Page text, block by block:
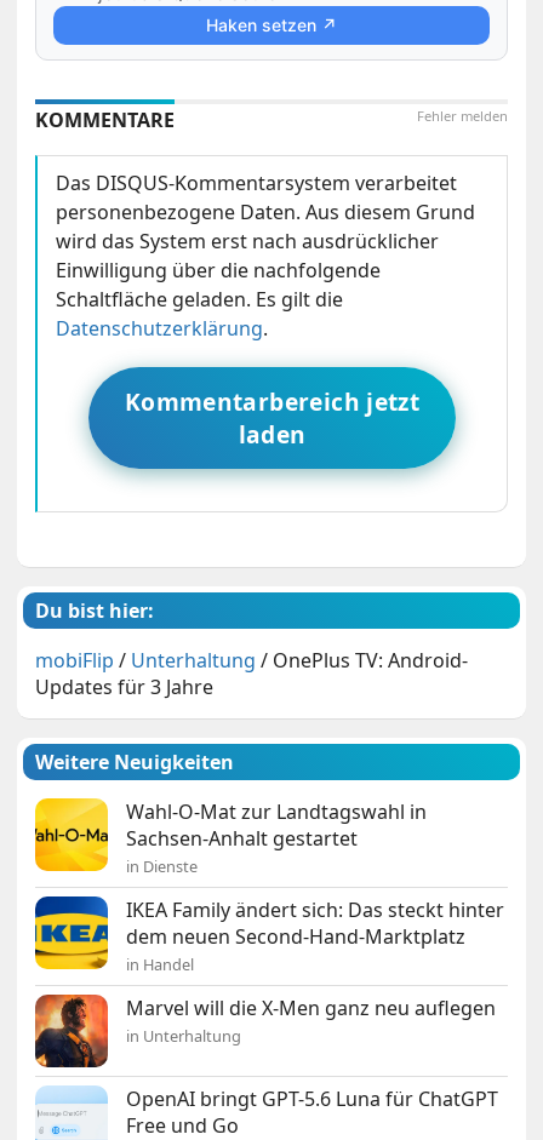
Haken setzen ↗
Fehler melden
KOMMENTARE
Das DISQUS-Kommentarsystem verarbeitet
personenbezogene Daten. Aus diesem Grund
wird das System erst nach ausdrücklicher
Einwilligung über die nachfolgende
Schaltfläche geladen. Es gilt die
Datenschutzerklärung.
Kommentarbereich jetzt
laden
Du bist hier:
mobiFlip / Unterhaltung / OnePlus TV: Android-
Updates für 3 Jahre
Weitere Neuigkeiten
Wahl-O-Mat zur Landtagswahl in
Sachsen-Anhalt gestartet
in Dienste
IKEA Family ändert sich: Das steckt hinter
dem neuen Second-Hand-Marktplatz
in Handel
Marvel will die X-Men ganz neu auflegen
in Unterhaltung
OpenAI bringt GPT-5.6 Luna für ChatGPT
Free und Go